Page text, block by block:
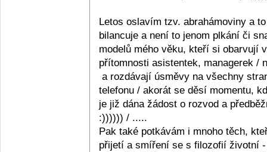
Letos oslavím tzv. abrahámoviny a
bilancuje a není to jenom plkání či
modelů mého věku, kteří si obarvují
přítomnosti asistentek, managerek /
a rozdávají úsměvy na všechny
telefonu / akorát se děsí momentu,
je již dána žádost o rozvod a
:)))))) / .....
Pak také potkávám i mnoho těch,
přijetí a smíření se s filozofií životní